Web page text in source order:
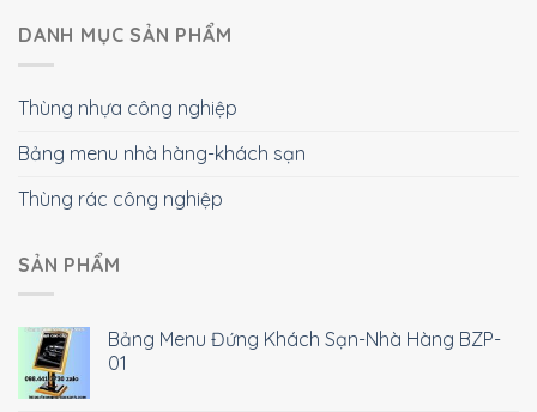
DANH MỤC SẢN PHẨM
Thùng nhựa công nghiệp
Bảng menu nhà hàng-khách sạn
Thùng rác công nghiệp
SẢN PHẨM
Bảng Menu Đứng Khách Sạn-Nhà Hàng BZP-
01